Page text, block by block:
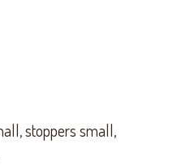
stoppers small,